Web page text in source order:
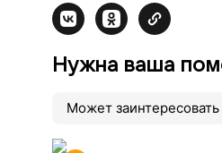
Нужна ваша
Может заинтересовать